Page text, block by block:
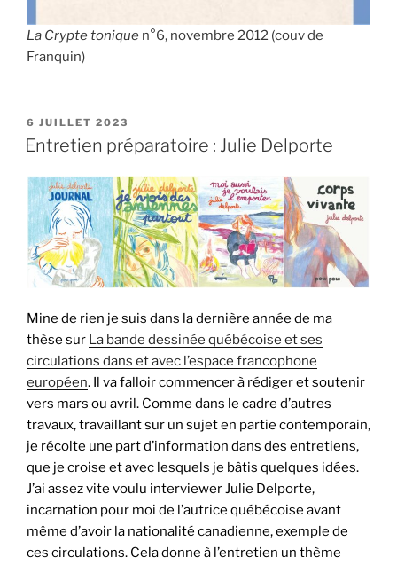
La Crypte tonique n°6, novembre 2012 (couv de
Franquin)
PUBLIÉ
LE
6 JUILLET 2023
Entretien préparatoire : Julie Delporte
Mine de rien je suis dans la dernière année de ma
thèse sur La bande dessinée québécoise et ses
circulations dans et avec l’espace francophone
européen. Il va falloir commencer à rédiger et soutenir
vers mars ou avril. Comme dans le cadre d’autres
travaux, travaillant sur un sujet en partie contemporain,
je récolte une part d’information dans des entretiens,
que je croise et avec lesquels je bâtis quelques idées.
J’ai assez vite voulu interviewer Julie Delporte,
incarnation pour moi de l’autrice québécoise avant
même d’avoir la nationalité canadienne, exemple de
ces circulations. Cela donne à l’entretien un thème